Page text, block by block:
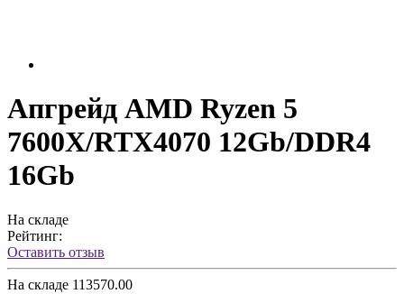
Апгрейд AMD Ryzen 5
7600X/RTX4070 12Gb/DDR4
16Gb
На складе
Рейтинг:
Оставить отзыв
На складе 113570.00